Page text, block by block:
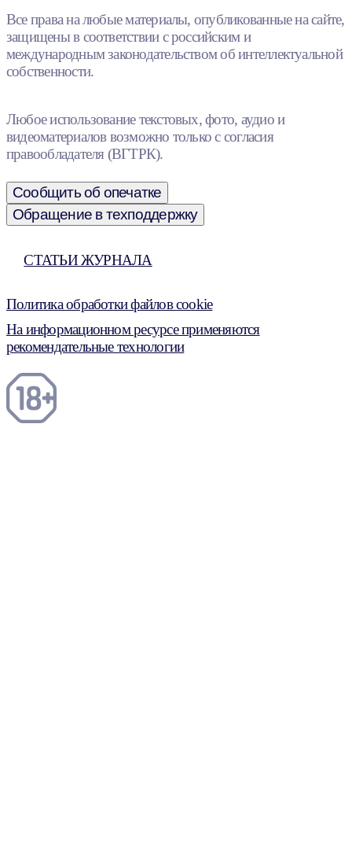
Все права на любые материалы, опубликованные на сайте,
защищены в соответствии с российским и
международным законодательством об интеллектуальной
собственности.
Любое использование текстовых, фото, аудио и
видеоматериалов возможно только с согласия
правообладателя (ВГТРК).
Сообщить об опечатке
Обращение в техподдержку
СТАТЬИ ЖУРНАЛА
Политика обработки файлов cookie
На информационном ресурсе применяются
рекомендательные технологии